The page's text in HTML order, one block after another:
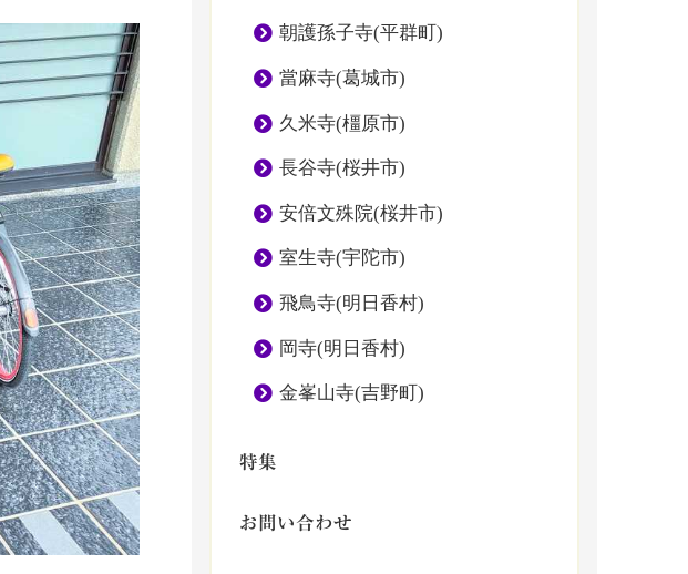
朝護孫子寺(平群町)
當麻寺(葛城市)
久米寺(橿原市)
長谷寺(桜井市)
安倍文殊院(桜井市)
室生寺(宇陀市)
飛鳥寺(明日香村)
岡寺(明日香村)
金峯山寺(吉野町)
特集
お問い合わせ